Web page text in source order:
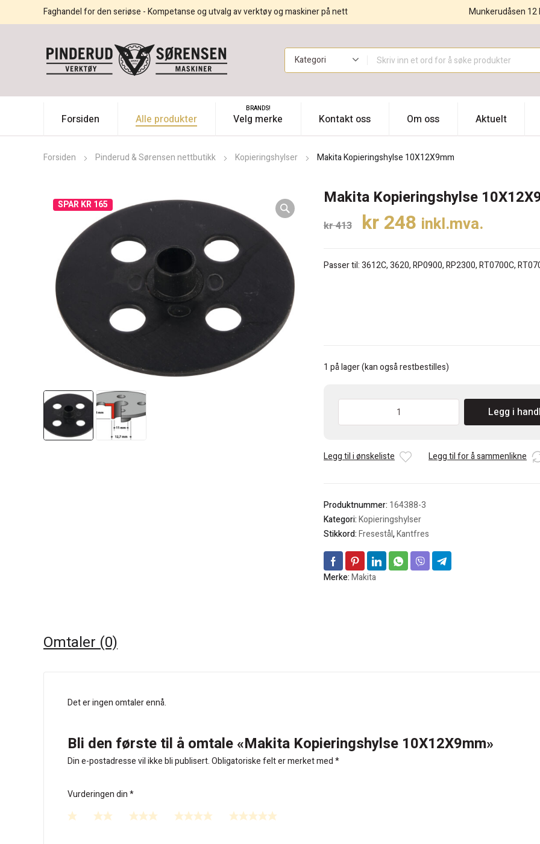
Faghandel for den seriøse - Kompetanse og utvalg av verktøy og maskiner på nett Munkerudåsen 12
Forsiden Alle produkter Velg merke
BRANDS!
Kontakt oss Om oss Aktuelt
Forsiden Pinderud & Sørensen nettbutikk Kopieringshylser Makita Kopieringshylse 10X12X9mm
SPAR KR 165 Makita Kopieringshylse
kr413 Opprinnelig
var:
kr248 Nåværende
er:
inkl.mva.
Passer til: 3612C, 3620, RP0900, RP2300, RT0700C,
1 på lager (kan også restbestilles)
Legg i
Legg til i ønskeliste Legg til for å sammenlikne
Produktnummer: 164388-3
Kategori:Kopieringshylser
Stikkord:Fresestål,Kantfres
Merke:Makita
Omtaler (0)
Det er ingen omtaler ennå.
Bli den første til å omtale «Makita Kopieringshylse 10X12X9mm»
Din e-postadresse vil ikke bli publisert.Obligatoriske felt er merket med*
Vurderingen din*